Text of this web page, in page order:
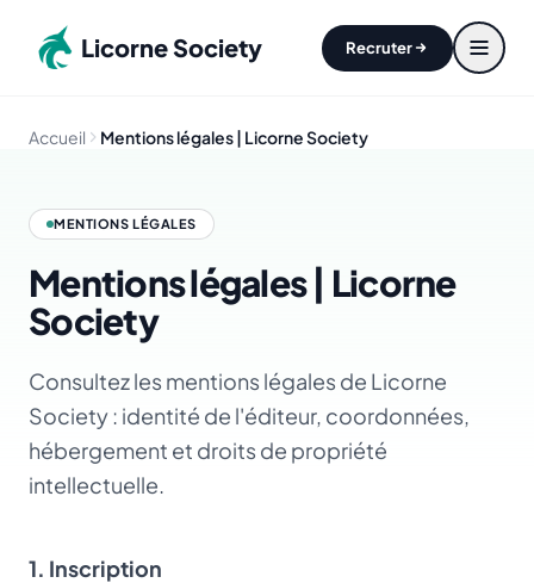
Licorne Society Recruter
Accueil Mentions légales | Licorne Society
MENTIONS LÉGALES
Mentions légales | Licorne
Society
Consultez les mentions légales de Licorne
Society : identité de l'éditeur, coordonnées,
hébergement et droits de propriété
intellectuelle.
1. Inscription